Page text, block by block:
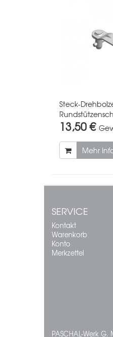
Steck-
13,50 €
Mehr
SERVICE
Kontakt
Warenkorb
Konto
Merkzettel
PASCHAL-Werk